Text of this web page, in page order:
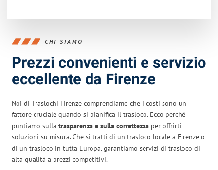
CHI SIAMO
Prezzi convenienti e servizio
eccellente da Firenze
Noi di Traslochi Firenze comprendiamo che i costi sono un
fattore cruciale quando si pianifica il trasloco. Ecco perché
puntiamo sulla trasparenza e sulla correttezza per offrirti
soluzioni su misura. Che si tratti di un trasloco locale a Firenze o
di un trasloco in tutta Europa, garantiamo servizi di trasloco di
alta qualità a prezzi competitivi.